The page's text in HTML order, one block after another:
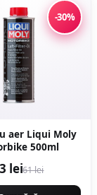
-30%
aer Liqui Moly
500ml
lei61 lei